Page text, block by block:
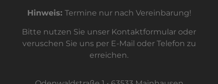
Hinweis: Termine nur nach Vereinbarung!
Bitte nutzen Sie unser Kontaktformular oder
veruschen Sie uns per E-Mail oder Telefon zu
erreichen.